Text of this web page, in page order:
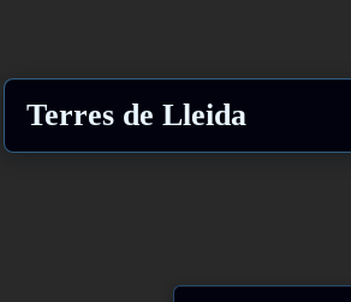
Terres de Lleida